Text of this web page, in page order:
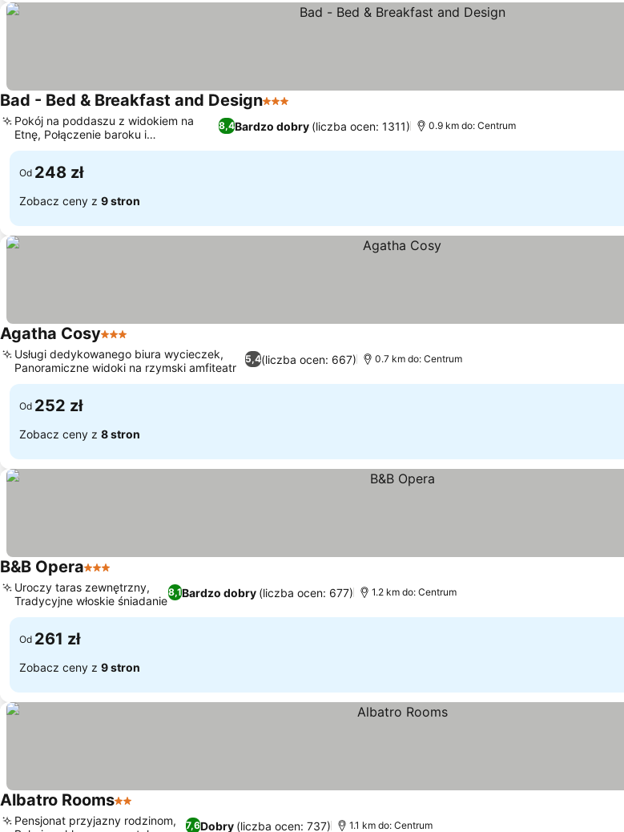
Bad - Bed & Breakfast and Design3 Kategoria
8,4Bardzo dobry (liczba ocen: 1311)
Pokój na poddaszu z widokiem na
Etnę, Połączenie baroku i
współczesnego designu
0.9 km do: Centrum
Od 248 zł
Zobacz ceny z 9 stron
Agatha Cosy3 Kategoria
5,4(liczba ocen: 667)
Usługi dedykowanego biura wycieczek,
Panoramiczne widoki na rzymski amfiteatr
0.7 km do: Centrum
Od 252 zł
Zobacz ceny z 8 stron
B&B Opera3 Kategoria
8,1Bardzo dobry (liczba ocen: 677)
Uroczy taras zewnętrzny,
Tradycyjne włoskie śniadanie
1.2 km do: Centrum
Od 261 zł
Zobacz ceny z 9 stron
Albatro Rooms2 Kategoria
7,6Dobry (liczba ocen: 737)
Pensjonat przyjazny rodzinom,
1.1 km do: Centrum